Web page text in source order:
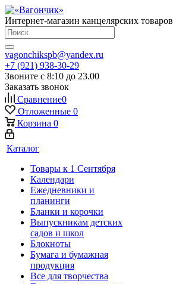
Интернет-магазин канцелярских товаров
vagonchikspb@yandex.ru
+7 (921) 938-30-29
Звоните с 8:10 до 23.00
Заказать звонок
Сравнение0
Отложенные 0
Корзина 0
Каталог
Товары к 1 Сентября
Календари
Ежедневники и
планинги
Бланки и корочки
Выпускникам детских
садов и школ
Блокноты
Бумага и бумажная
продукция
Все для творчества